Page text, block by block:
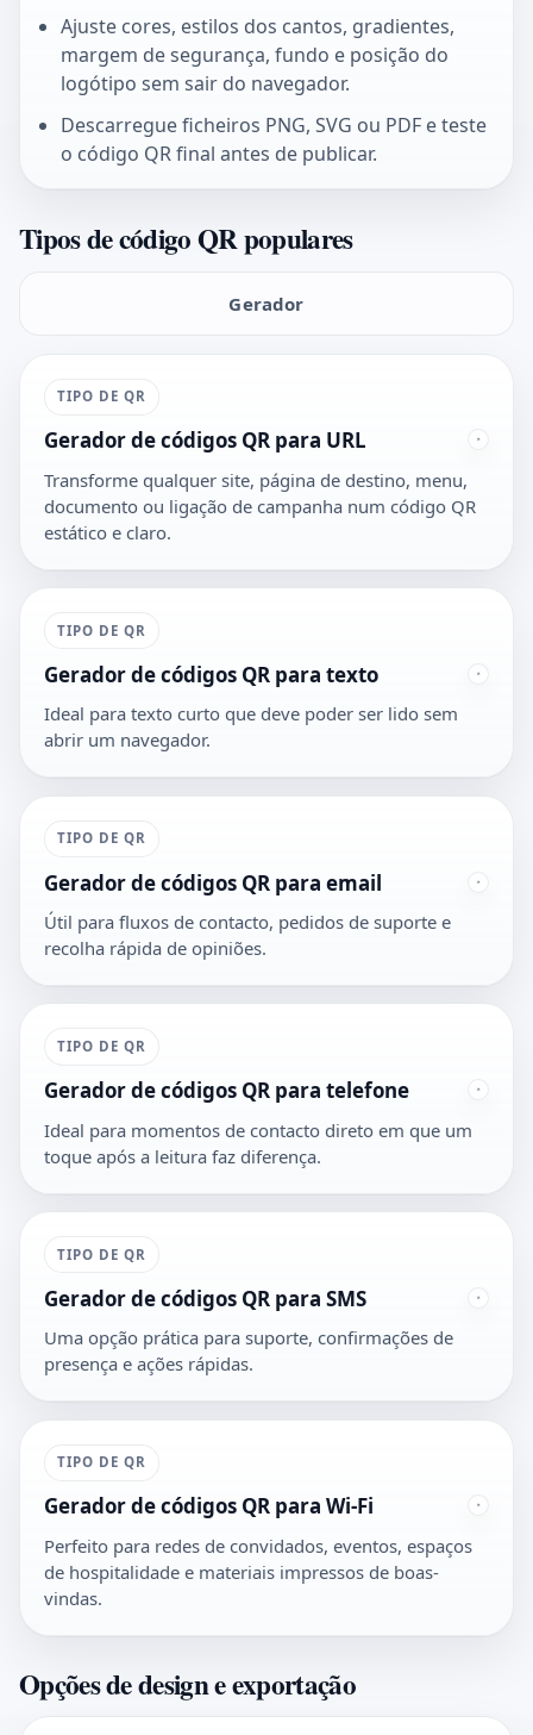
Ajuste cores, estilos dos cantos, gradientes,
margem de segurança, fundo e posição do
logótipo sem sair do navegador.
Descarregue ficheiros PNG, SVG ou PDF e teste
o código QR final antes de publicar.
Tipos de código QR populares
Gerador
TIPO DE QR
Gerador de códigos QR para URL
Transforme qualquer site, página de destino, menu,
documento ou ligação de campanha num código QR
estático e claro.
TIPO DE QR
Gerador de códigos QR para texto
Ideal para texto curto que deve poder ser lido sem
abrir um navegador.
TIPO DE QR
Gerador de códigos QR para email
Útil para fluxos de contacto, pedidos de suporte e
recolha rápida de opiniões.
TIPO DE QR
Gerador de códigos QR para telefone
Ideal para momentos de contacto direto em que um
toque após a leitura faz diferença.
TIPO DE QR
Gerador de códigos QR para SMS
Uma opção prática para suporte, confirmações de
presença e ações rápidas.
TIPO DE QR
Gerador de códigos QR para Wi-Fi
Perfeito para redes de convidados, eventos, espaços
de hospitalidade e materiais impressos de boas-
vindas.
Opções de design e exportação